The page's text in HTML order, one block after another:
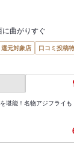
に曲がりすぐ
還元対象店
口コミ投稿
堪能！名物アジフライ